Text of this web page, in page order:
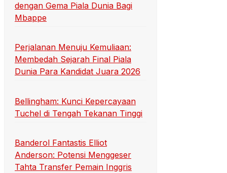
dengan Gema Piala Dunia Bagi
Mbappe
Perjalanan Menuju Kemuliaan:
Membedah Sejarah Final Piala
Dunia Para Kandidat Juara 2026
Bellingham: Kunci Kepercayaan
Tuchel di Tengah Tekanan Tinggi
Banderol Fantastis Elliot
Anderson: Potensi Menggeser
Tahta Transfer Pemain Inggris